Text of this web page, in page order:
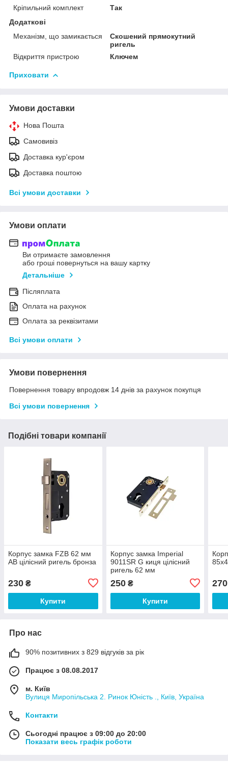
Кріпильний комплект
Так
Додаткові
Механізм, що замикається
Скошений прямокутний
ригель
Відкриття пристрою
Ключем
Приховати
Умови доставки
Нова Пошта
Самовивіз
Доставка кур'єром
Доставка поштою
Всі умови доставки
Умови оплати
Ви отримаєте замовлення
або гроші повернуться на вашу картку
Детальніше
Післяплата
Оплата на рахунок
Оплата за реквізитами
Всі умови оплати
Умови повернення
Повернення товару впродовж 14 днів за рахунок покупця
Всі умови повернення
Подібні товари компанії
Корпус замка FZB 62 мм
АB цілісний ригель бронза
230 ₴
Купити
Корпус замка Imperial
9011SR G киця цілісний
ригель 62 мм
250₴
Купити
270
Про нас
90% позитивних з 829 відгуків за рік
Працює з 08.08.2017
м. Київ
Вулиця Миропільська 2. Ринок Юність ., Київ, Україна
Контакти
Сьогодні працює з 09:00 до 20:00
Показати весь графік роботи